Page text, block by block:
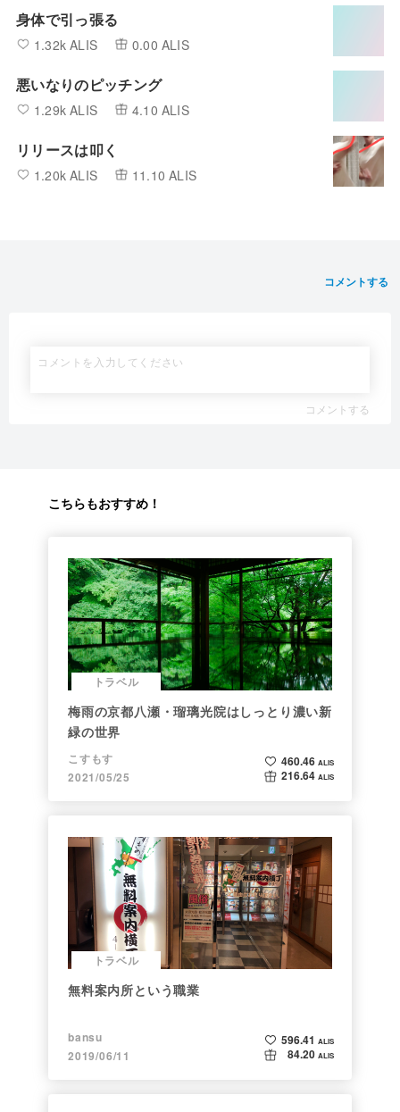
身体で引っ張る
1.32k ALIS 0.00 ALIS
悪いなりのピッチング
1.29k ALIS 4.10 ALIS
リリースは叩く
1.20k ALIS 11.10 ALIS
コメントする
コメントする
こちらもおすすめ！
トラベル
梅雨の京都八瀬・瑠璃光院はしっとり濃い新
緑の世界
こすもす
2021/05/25
460.46 ALIS
216.64 ALIS
トラベル
無料案内所という職業
bansu
2019/06/11
596.41 ALIS
84.20 ALIS